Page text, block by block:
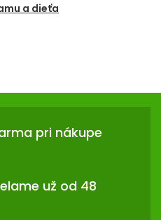
a dieťa
pri nákupe
už od 48